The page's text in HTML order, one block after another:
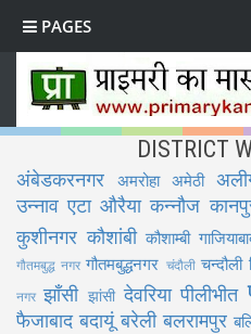
PAGES
DISTRICT
अंबेडकरनगर अमरोहा अमेठी
उन्नाव एटा औरैया कन्नौज
कुशीनगर कौशांबी कौशाम्बी
गौतमबुद्ध नगर गौतमबुद्धनगर चंदौली चन्दौली
नगर झाँसी झांसी देवरिया पीलीभीत
फैजाबाद बदायूं बरेली बलरामपुर